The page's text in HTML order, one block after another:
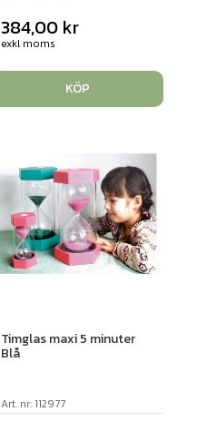
384,00 kr
exkl moms
KÖP
Timglas maxi 5 minuter
Blå
Art. nr: 112977